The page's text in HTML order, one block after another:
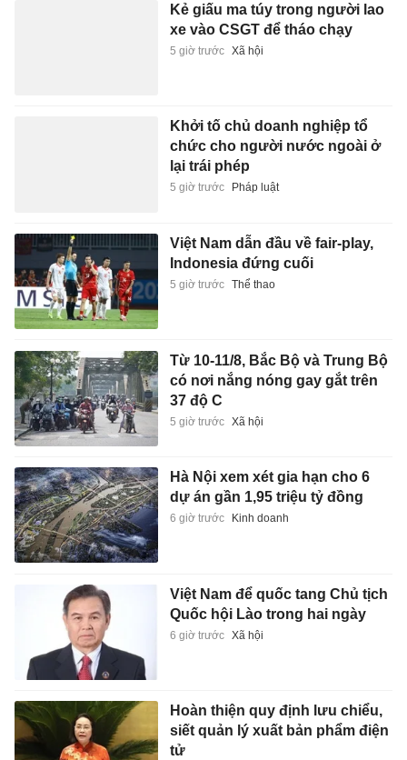
Kẻ giấu ma túy trong người lao
xe vào CSGT để tháo chạy
5 giờ trước Xã hội
Khởi tố chủ doanh nghiệp tổ
chức cho người nước ngoài ở
lại trái phép
5 giờ trước Pháp luật
Việt Nam dẫn đầu về fair-play,
Indonesia đứng cuối
5 giờ trước Thể thao
Từ 10-11/8, Bắc Bộ và Trung Bộ
có nơi nắng nóng gay gắt trên
37 độ C
5 giờ trước Xã hội
Hà Nội xem xét gia hạn cho 6
dự án gần 1,95 triệu tỷ đồng
6 giờ trước Kinh doanh
Việt Nam để quốc tang Chủ tịch
Quốc hội Lào trong hai ngày
6 giờ trước Xã hội
Hoàn thiện quy định lưu chiểu,
siết quản lý xuất bản phẩm điện
tử